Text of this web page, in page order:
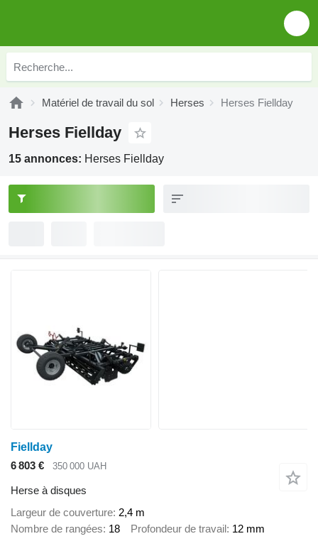
Matériel de travail du sol Herses Herses Fiellday
Herses Fiellday
15 annonces: Herses Fiellday
Fiellday
6 803 €
350 000 UAH
Herse à disques
Largeur de couverture 2,4 m
Nombre de rangées 18 Profondeur de travail 12 mm